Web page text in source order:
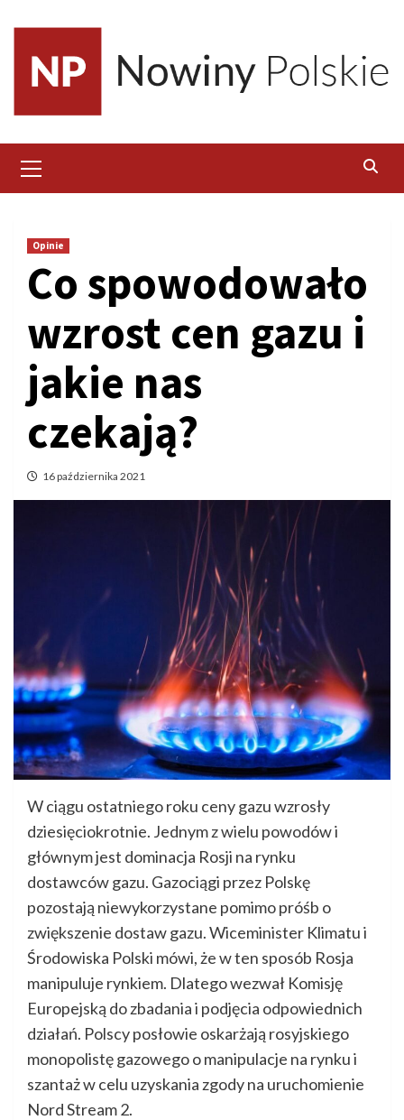
content
Menu
Opinie
Co spowodowało
wzrost cen gazu i
jakie nas
czekają?
16 października 2021
W ciągu ostatniego roku ceny gazu wzrosły
dziesięciokrotnie. Jednym z wielu powodów i
głównym jest dominacja Rosji na rynku
dostawców gazu. Gazociągi przez Polskę
pozostają niewykorzystane pomimo próśb o
zwiększenie dostaw gazu. Wiceminister Klimatu i
Środowiska Polski mówi, że w ten sposób Rosja
manipuluje rynkiem. Dlatego wezwał Komisję
Europejską do zbadania i podjęcia odpowiednich
działań. Polscy posłowie oskarżają rosyjskiego
monopolistę gazowego o manipulacje na rynku i
szantaż w celu uzyskania zgody na uruchomienie
Nord Stream 2.